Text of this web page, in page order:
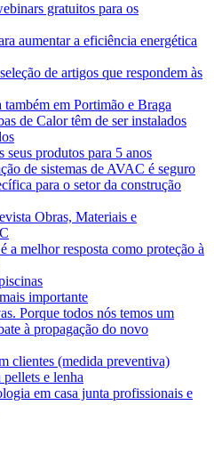
gratuitos para os
aumentar a eficiência energética
de artigos que respondem às
em Portimão e Braga
de Calor têm de ser instalados
seus produtos para 5 anos
de sistemas de AVAC é seguro
para o setor da construção
Obras, Materiais e
a melhor resposta como proteção à
importante
Porque todos nós temos um
à propagação do novo
clientes (medida preventiva)
e lenha
em casa junta profissionais e